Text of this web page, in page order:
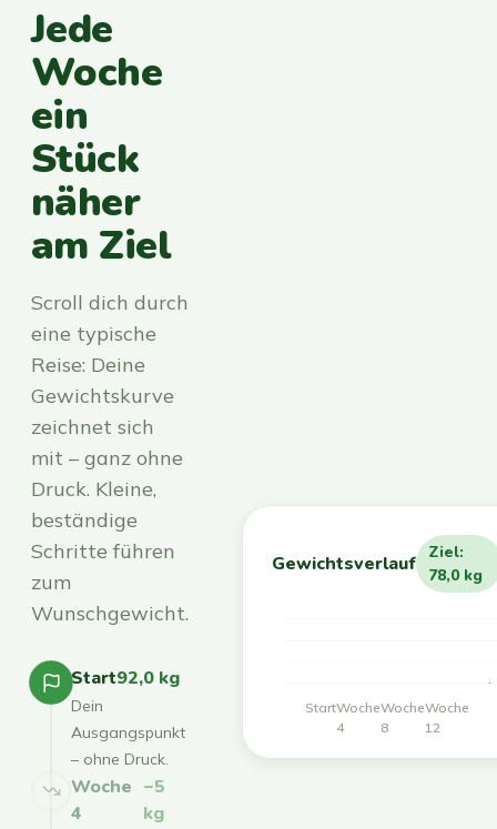
Jede
Woche
ein
Stück
näher
am Ziel
Scroll dich durch
eine typische
Reise: Deine
Gewichtskurve
zeichnet sich
mit – ganz ohne
Druck. Kleine,
beständige
Schritte führen
zum
Wunschgewicht.
Start92,0 kg
Dein
Ausgangspunkt
– ohne Druck.
Woche
4
−5
kg
Gewichtsverlauf
Ziel:
78,0 kg
StartWoche
4
Woche
8
Woche
12